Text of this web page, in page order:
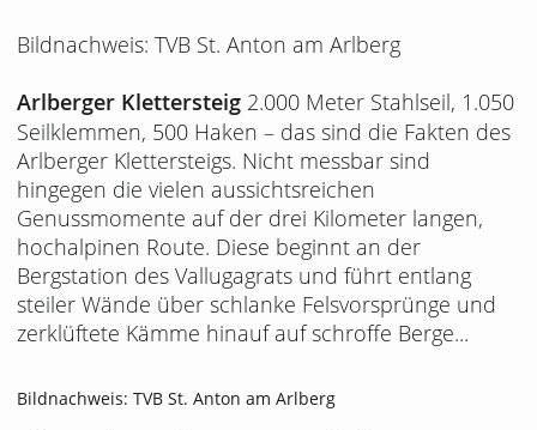
3599Bildnachweis: TVB St. Anton am Arlberg
Arlberger Klettersteig 2.000 Meter Stahlseil, 1.050
Seilklemmen, 500 Haken – das sind die Fakten des
Arlberger Klettersteigs. Nicht messbar sind
hingegen die vielen aussichtsreichen
Genussmomente auf der drei Kilometer langen,
hochalpinen Route. Diese beginnt an der
Bergstation des Vallugagrats und führt entlang
steiler Wände über schlanke Felsvorsprünge und
zerklüftete Kämme hinauf auf schroffe Berge...
Bildnachweis: TVB St. Anton am Arlberg